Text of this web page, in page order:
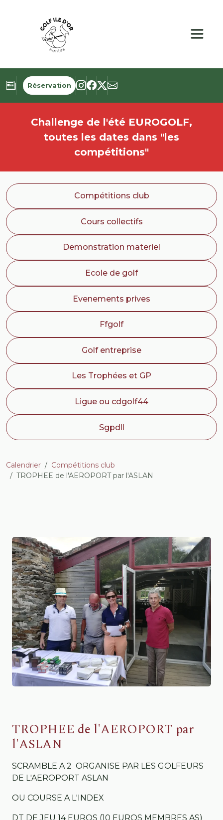
Réservation
Challenge de l'été EUROGOLF,
toutes les dates dans "les
compétitions"
Compétitions club
Cours collectifs
Demonstration materiel
Ecole de golf
Evenements prives
Ffgolf
Golf entreprise
Les Trophées et GP
Ligue ou cdgolf44
Sgpdll
Calendrier
Compétitions club
TROPHEE de l'AEROPORT par l'ASLAN
TROPHEE de l'AEROPORT par
l'ASLAN
SCRAMBLE A 2 ORGANISE PAR LES GOLFEURS
DE L'AEROPORT ASLAN
OU COURSE A L'INDEX
DT DE JEU 14 EUROS (10 EUROS MEMBRES AS)